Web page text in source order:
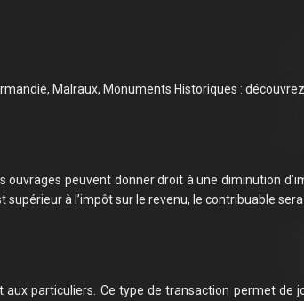
Malraux, Monuments Historiques :
peuvent donner droit à une diminution
à l’impôt sur le revenu, le contribuable
particuliers. Ce type de transaction permet de